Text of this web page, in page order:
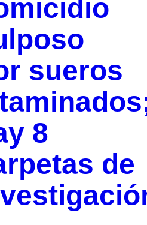
sueros
8
de